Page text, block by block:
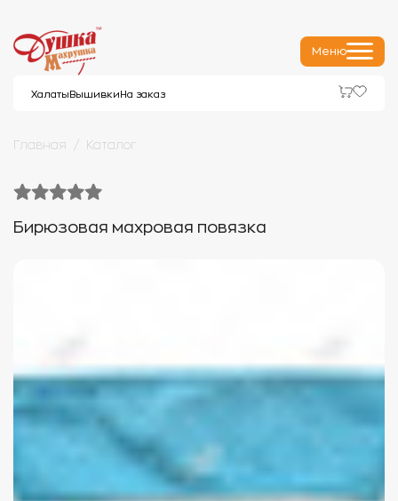
Меню
Халаты Вышивки На заказ
Главная Каталог
Бирюзовая махровая повязка